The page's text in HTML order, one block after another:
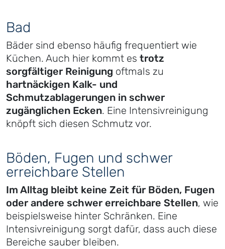
Bad
Bäder sind ebenso häufig frequentiert wie
Küchen. Auch hier kommt es trotz
sorgfältiger Reinigung oftmals zu
hartnäckigen Kalk- und
Schmutzablagerungen in schwer
zugänglichen Ecken. Eine Intensivreinigung
knöpft sich diesen Schmutz vor.
Böden, Fugen und schwer
erreichbare Stellen
Im Alltag bleibt keine Zeit für Böden, Fugen
oder andere schwer erreichbare Stellen, wie
beispielsweise hinter Schränken. Eine
Intensivreinigung sorgt dafür, dass auch diese
Bereiche sauber bleiben.